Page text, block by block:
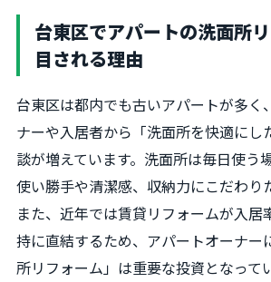
台東区でアパートの洗面所
目される理由
台東区は都内でも古いアパートが多く
ナーや入居者から「洗面所を快適にし
談が増えています。洗面所は毎日使う
使い勝手や清潔感、収納力にこだわり
また、近年では賃貸リフォームが入居
持に直結するため、アパートオーナー
所リフォーム」は重要な投資となって